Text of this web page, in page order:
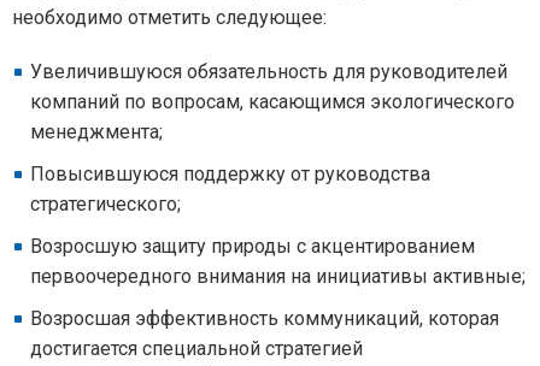
необходимо отметить следующее:
Увеличившуюся обязательность для руководителей
компаний по вопросам, касающимся экологического
менеджмента;
Повысившуюся поддержку от руководства
стратегического;
Возросшую защиту природы с акцентированием
первоочередного внимания на инициативы активные;
Возросшая эффективность коммуникаций, которая
достигается специальной стратегией